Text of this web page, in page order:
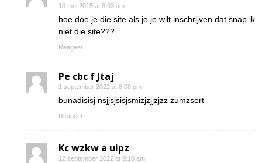
10 mei 2015 at 8:03 am
hoe doe je die site als je je wilt inschrijven dat snap ik
niet die site???
Reageer
Pe cbc f Jtaj
1 september 2022 at 8:08 pm
bunadisisj nsjjsjsisjsmizjzjjzjzz zumzsert
Reageer
Kc wzkw a uipz
12 september 2022 at 9:10 am